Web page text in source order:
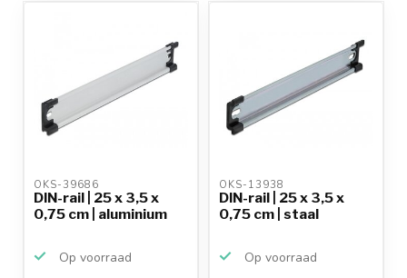
OKS-39686
DIN-rail | 25 x 3,5 x
0,75 cm | aluminium
Op voorraad
OKS-13938
DIN-rail | 25 x 3,5 x
0,75 cm | staal
Op voorraad